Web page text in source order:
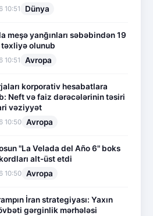
10:51 Dünya
meşə yanğınları səbəbindən 19
olunub
10:51 Avropa
korporativ hesabatlara
Neft və faiz dərəcələrinin təsiri
vəziyyət
10:50 Avropa
"La Velada del Año 6" boks
alt-üst etdi
10:50 Avropa
İran strategiyası: Yaxın
gərginlik mərhələsi